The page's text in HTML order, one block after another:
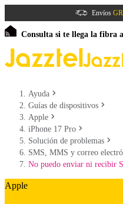
Envíos
Consulta si te llega la fibra
Ayuda
Guías de dispositivos
Apple
iPhone 17 Pro
Solución de problemas
SMS, MMS y correo
No puedo enviar ni recibir
Apple